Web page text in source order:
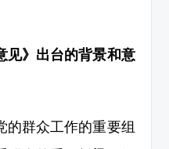
见》出台的背景和意
群众工作的重要组